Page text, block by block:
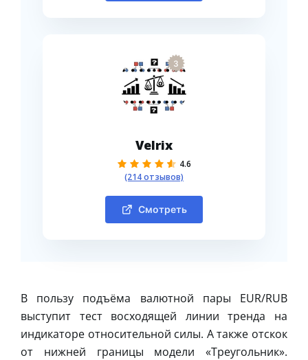
3
Velrix
4.6
(214 отзывов)
Смотреть
В пользу подъёма валютной пары EUR/RUB
выступит тест восходящей линии тренда на
индикаторе относительной силы. А также отскок
от нижней границы модели «Треугольник».